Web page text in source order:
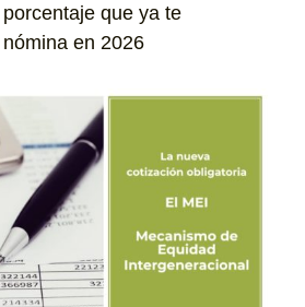
que ya te
en 2026